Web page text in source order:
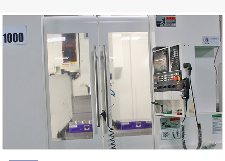
员；通过知识体系贯标认证，取得多项发明专利、组建的技术团队
核心成员行业经验达10年以上，提供全方位的技术支持，从设计研
发、生产加工，售后服务组成一个高素质的技术团队。